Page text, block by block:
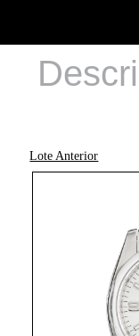
Lote Anterior